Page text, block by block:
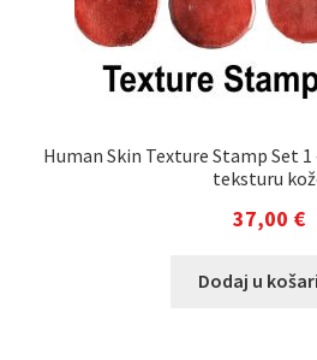
Human Skin Texture Stamp Set
teksturu
37,00 €
Dodaj u